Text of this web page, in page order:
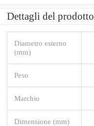
Dettagli del prodotto
Diametro esterno
(mm)
Peso
Marchio
Dimensione (mm)